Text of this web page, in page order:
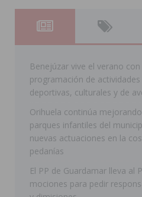
los
[ 05/08/2026 ]
ORIHUELA
[ 05/08/2026 ] La
[ 05/08/2026 ]
DE LA HORADADA
MIGUEL DE
Benejúzar vive el verano con
programación de actividades
deportivas, culturales y de
Orihuela continúa
parques infantiles del
nuevas actuaciones en la
pedanías
El PP de Guardamar lleva al
mociones para pedir